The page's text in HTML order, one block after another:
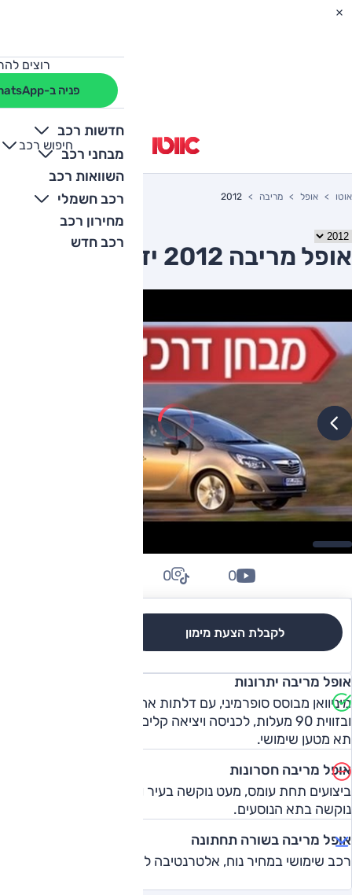
רוצים
פניה ב-WhatsApp
חדשות רכב
מבחני רכב
השוואות רכב
רכב חשמלי
מחירון רכב
רכב חדש
חיפוש רכב
+
-
אוטו אופל מריבה 2012
אופל מריבה 2012 יד שניה
לקבלת הצעת מימון
0
0
אופל מריבה יתרונות
מיניוואן מבוסס סופרמיני, עם דלתות אחוריות הנפתחות הפוך
ובזווית 90 מעלות, לכניסה ויציאה קלים. סידורי פנים ורסטיליים,
תא מטען שימושי.
אופל מריבה חסרונות
ביצועים תחת עומס, מעט נוקשה בעיר ובעיקר מאחור, פלסטיק
נוקשה בתא הנוסעים.
אופל מריבה בשורה תחתונה
רכב שימושי במחיר נוח, אלטרנטיבה למשפחתית.